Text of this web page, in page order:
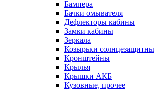
Бампера
Бачки омывателя
Дефлекторы кабины
Замки кабины
Зеркала
Козырьки
Кронштейны
Крылья
Крышки АКБ
Кузовные, прочее